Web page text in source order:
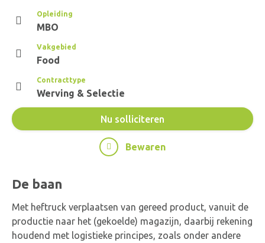
Opleiding
MBO
Vakgebied
Food
Contracttype
Werving & Selectie
Nu solliciteren
Bewaren
De baan
Met heftruck verplaatsen van gereed product, vanuit de
productie naar het (gekoelde) magazijn, daarbij rekening
houdend met logistieke principes, zoals onder andere